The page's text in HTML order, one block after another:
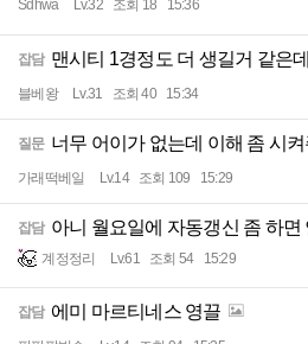
Sdhwa Lv.32 조회 18 15:36
잡담 맨시티 1경정도 더 생길거 같은
블베왕 Lv.31 조회 40 15:34
질문 너무 어이가 없는데 이해 좀 시
가래떡베일 Lv.14 조회 109 15:29
잡담 아니 월요일에 자동갱신 좀 하면
계정정리 Lv.61 조회 54 15:29
잡담 에미 마르티네스 영끌